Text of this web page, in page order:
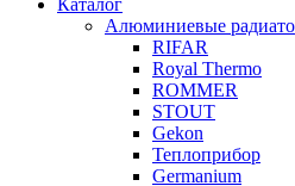
Каталог
Алюминиевые
RIFAR
Royal Thermo
ROMMER
STOUT
Gekon
Теплоприбор
Germanium